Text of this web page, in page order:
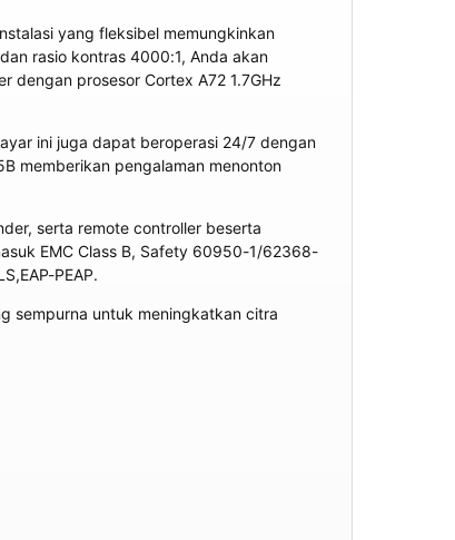
yang fleksibel memungkinkan
rasio kontras 4000:1, Anda akan
dengan prosesor Cortex A72 1.7GHz
ini juga dapat beroperasi 24/7 dengan
memberikan pengalaman menonton
serta remote controller beserta
EMC Class B, Safety 60950-1/62368-
PEAP.
sempurna untuk meningkatkan citra